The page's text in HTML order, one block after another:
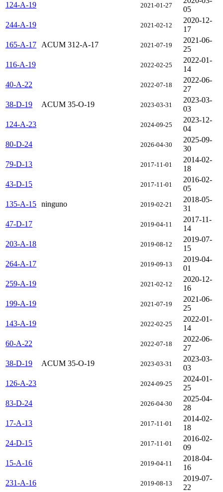
124-A-19 2021-01-27
05
244-A-19
2021-02-12
2020-12-
17
165-A-17
ACUM 312-A-17 2021-07-19
2021-06-
25
116-A-19
2022-02-25
2022-01-
14
40-A-22
2022-07-18
2022-06-
27
38-D-19
ACUM 35-O-19 2023-03-31
2023-03-
03
124-A-23
2024-09-25
2023-12-
04
80-D-24
2026-04-30
2025-09-
30
79-D-13
2017-11-01
2014-02-
18
43-D-15
2017-11-01
2016-02-
05
135-A-15 ninguno 2019-02-21
2018-05-
31
47-D-17
2019-04-11
2017-11-
14
203-A-18
2019-08-12
2019-07-
15
264-A-17
2019-09-13
2019-04-
01
259-A-19
2021-02-12
2020-12-
16
199-A-19
2021-07-19
2021-06-
25
143-A-19
2022-02-25
2022-01-
14
60-A-22
2022-07-18
2022-06-
27
38-D-19
ACUM 35-O-19 2023-03-31
2023-03-
03
126-A-23
2024-09-25
2024-01-
25
83-D-24
2026-04-30
2025-04-
28
17-A-13
2017-11-01
2014-02-
18
24-D-15
2017-11-01
2016-02-
09
15-A-16
2019-04-11
2018-04-
16
231-A-16
2019-08-13
2019-07-
22